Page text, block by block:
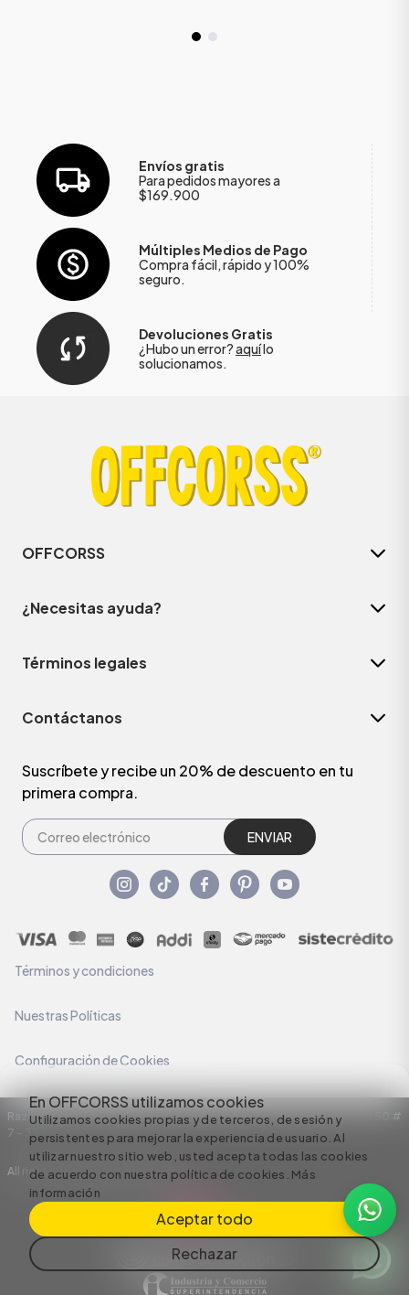
En OFFCORSS utilizamos cookies
Utilizamos cookies propias y de terceros, de sesión y
persistentes para mejorar la experiencia de usuario. Al
utilizar nuestro sitio web, usted acepta todas las cookies
de acuerdo con nuestra política de cookies. Más
información
Aceptar todo
Rechazar
Envíos gratis
Para pedidos mayores a
$169.900
Múltiples Medios de Pago
Compra fácil, rápido y 100%
seguro.
Devoluciones Gratis
¿Hubo un error?aquílo
solucionamos.
OFFCORSS
¿Necesitas ayuda?
Términos legales
Contáctanos
Suscríbete y recibe un 20% de descuento en tu
primera compra.
ENVIAR
Términos y condiciones
Nuestras Políticas
Configuración de Cookies
Razón Social: C.I HERMECO S.A. NIT: 890924167-6 Dirección: Carrera 50 #
7 – 35
All rights reserved empowered by